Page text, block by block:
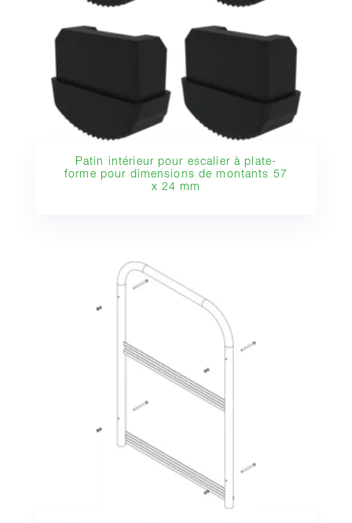
Patin intérieur pour escalier à plate-
forme pour dimensions de montants 57
x 24 mm